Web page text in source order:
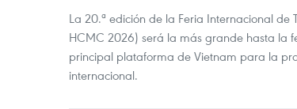
La 20.ª edición de la Feria Internacional de
HCMC 2026) será la más grande hasta la
principal plataforma de Vietnam para la
internacional.